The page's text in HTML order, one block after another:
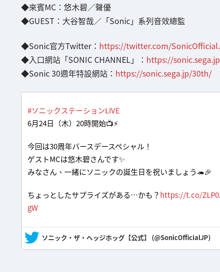
◆來賓MC：悠木碧／聲優
◆GUEST：大谷智哉／「Sonic」系列音效總監
◆Sonic官方Twitter： https://twitter.com/
◆入口網站「SONIC CHANNEL」： https://
◆Sonic 30週年特設網站： https://sonic.sega.jp/30th/
#ソニックステーションLIVE
6月24日（木）20時開始📺⚡
今回は30周年バースデースペシャル！
ゲストMCは悠木碧さんです✨
みなさん、一緒にソニックの誕生日を祝いましょう🦔🎉
ちょっとしたサプライズがある…かも？ https://t.co/
gW
— ソニック・ザ・ヘッジホッグ【公式】 (@SonicOfficialJP)